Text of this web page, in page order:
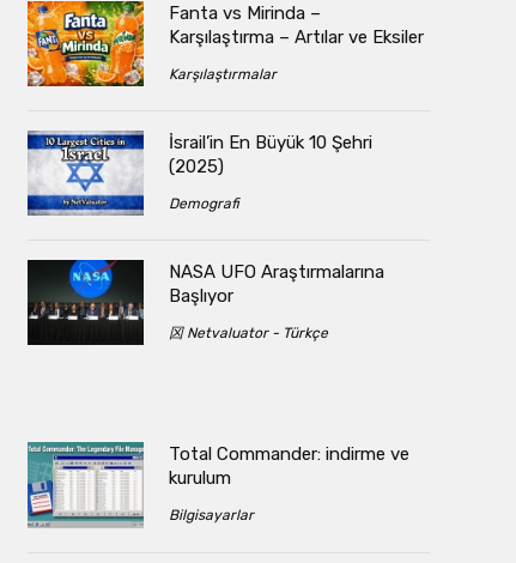
Fanta vs Mirinda –
Karşılaştırma – Artılar ve Eksiler
Karşılaştırmalar
İsrail’in En Büyük 10 Şehri
(2025)
Demografi
NASA UFO Araştırmalarına
Başlıyor
龱 Netvaluator - Türkçe
Total Commander: indirme ve
kurulum
Bilgisayarlar